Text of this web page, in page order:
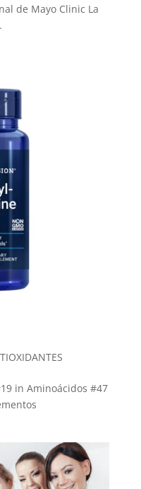
de Mayo Clinic La
in Aminoácidos #47